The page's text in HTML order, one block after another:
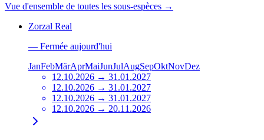
Vue d'ensemble de toutes les sous-espèces →
Zorzal Real
— Fermée aujourd'hui
JanFebMärAprMaiJunJulAugSepOktNovDez
12.10.2026 → 31.01.2027
12.10.2026 → 31.01.2027
12.10.2026 → 31.01.2027
12.10.2026 → 20.11.2026